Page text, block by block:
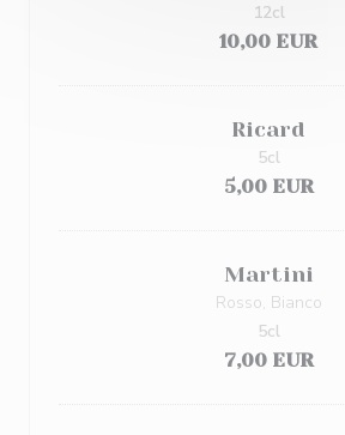
10,00 EUR
12cl
Ricard
5,00 EUR
5cl
Martini
Rosso, Bianco
7,00 EUR
5cl